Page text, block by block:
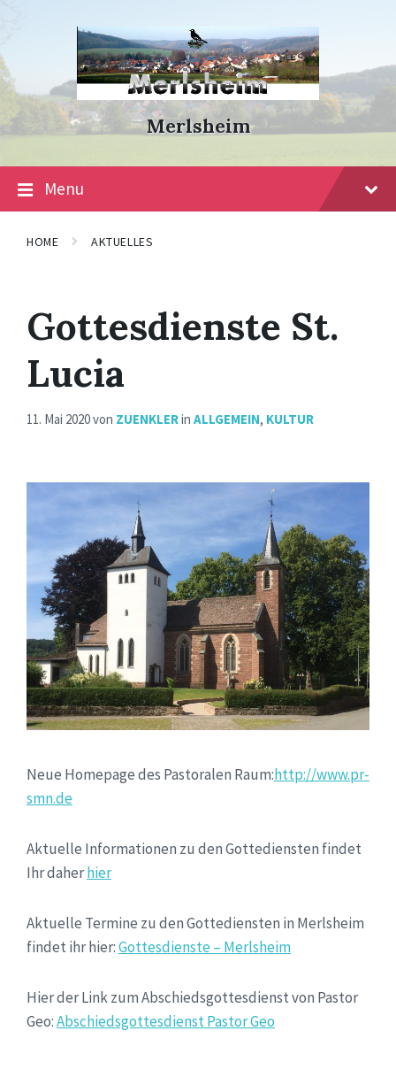
navigation
Merlsheim
Menu
HOME AKTUELLES
Gottesdienste St.
Lucia
11. Mai 2020von ZUENKLERin ALLGEMEIN, KULTUR
Neue Homepage des Pastoralen Raum:http://www.pr-
smn.de
Aktuelle Informationen zu den Gottediensten findet
Ihr daherhier
Aktuelle Termine zu den Gottediensten in Merlsheim
findet ihr hier:Gottesdienste – Merlsheim
Hier der Link zum Abschiedsgottesdienst von Pastor
Geo:Abschiedsgottesdienst Pastor Geo